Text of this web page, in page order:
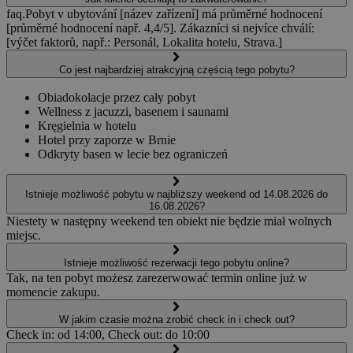
faq.Pobyt v ubytování [název zařízení] má průměrné hodnocení
[průměrné hodnocení např. 4,4/5]. Zákazníci si nejvíce chválí:
[výčet faktorů, např.: Personál, Lokalita hotelu, Strava.]
Co jest najbardziej atrakcyjną częścią tego pobytu?
Obiadokolacje przez cały pobyt
Wellness z jacuzzi, basenem i saunami
Kręgielnia w hotelu
Hotel przy zaporze w Brnie
Odkryty basen w lecie bez ograniczeń
Istnieje możliwość pobytu w najbliższy weekend od 14.08.2026 do
16.08.2026?
Niestety w następny weekend ten obiekt nie będzie miał wolnych
miejsc.
Istnieje możliwość rezerwacji tego pobytu online?
Tak, na ten pobyt możesz zarezerwować termin online już w
momencie zakupu.
W jakim czasie można zrobić check in i check out?
Check in: od 14:00, Check out: do 10:00